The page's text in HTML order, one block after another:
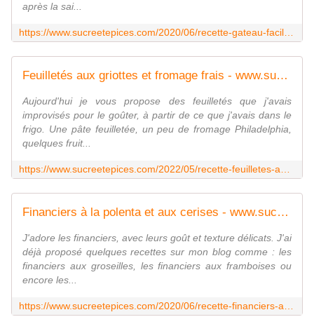
après la sai...
Feuilletés aux griottes et fromage frais - www.sucreetepices.com
Aujourd'hui je vous propose des feuilletés que j'avais
improvisés pour le goûter, à partir de ce que j'avais dans le
frigo. Une pâte feuilletée, un peu de fromage Philadelphia,
quelques fruit...
Financiers à la polenta et aux cerises - www.sucreetepices.com
J'adore les financiers, avec leurs goût et texture délicats. J'ai
déjà proposé quelques recettes sur mon blog comme : les
financiers aux groseilles, les financiers aux framboises ou
encore les...